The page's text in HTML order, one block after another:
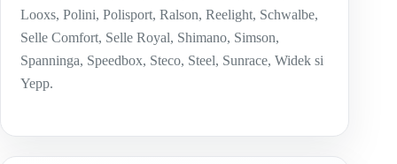
Looxs, Polini, Polisport, Ralson, Reelight, Schwalbe,
Selle Comfort, Selle Royal, Shimano, Simson,
Spanninga, Speedbox, Steco, Steel, Sunrace, Widek si
Yepp.